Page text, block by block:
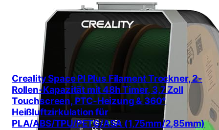
Creality Space PI Plus Filament Trockner, 2-
Rollen-Kapazität mit 48h Timer, 3,7 Zoll
Touchscreen, PTC-Heizung & 360°
Heißluftzirkulation für
PLA/ABS/TPU/PETG/ASA (1,75mm/2,85mm)